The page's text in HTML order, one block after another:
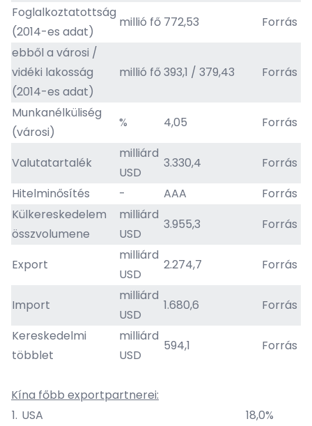
Foglalkoztatottság
(2014-es adat)
millió fő 772,53
Forrás
ebből a városi /
vidéki lakosság
(2014-es adat)
millió fő393,1 / 379,43 Forrás
Munkanélküliség
(városi)
% 4,05 Forrás
Valutatartalék
milliárd
USD
3.330,4
Forrás
Hitelminősítés
- AAA
Forrás
Külkereskedelem
összvolumene
milliárd
USD
3.955,3 Forrás
Export
milliárd
USD
2.274,7 Forrás
Import
milliárd
USD
1.680,6
Forrás
Kereskedelmi
többlet
milliárd
USD
594,1 Forrás
Kína főbb exportpartnerei:
1. USA 18,0%